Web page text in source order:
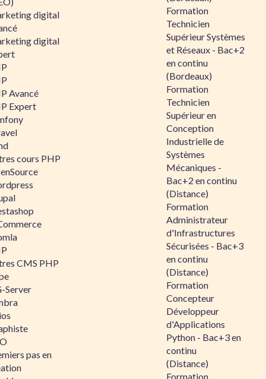
digital
digital
Avancé
Expert
cours PHP
CMS PHP
Server
pas en
Formation
Technicien
Supérieur Systèmes
et Réseaux - Bac+2
en continu
(Bordeaux)
Formation
Technicien
Supérieur en
Conception
Industrielle de
Systèmes
Mécaniques -
Bac+2 en continu
(Distance)
Formation
Administrateur
d'Infrastructures
Sécurisées - Bac+3
en continu
(Distance)
Formation
Concepteur
Développeur
d'Applications
Python - Bac+3 en
continu
(Distance)
Formation